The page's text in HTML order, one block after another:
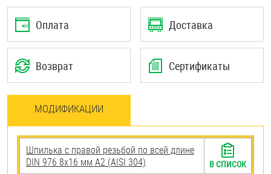
Оплата Доставка
Возврат Сертификаты
МОДИФИКАЦИИ
Шпилька с правой резьбой по всей длине
DIN 976 8х16 мм А2 (AISI 304)
В СПИСОК